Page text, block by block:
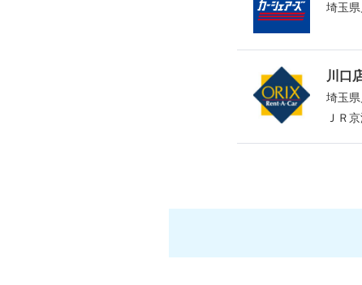
埼玉
川口
埼玉
ＪＲ